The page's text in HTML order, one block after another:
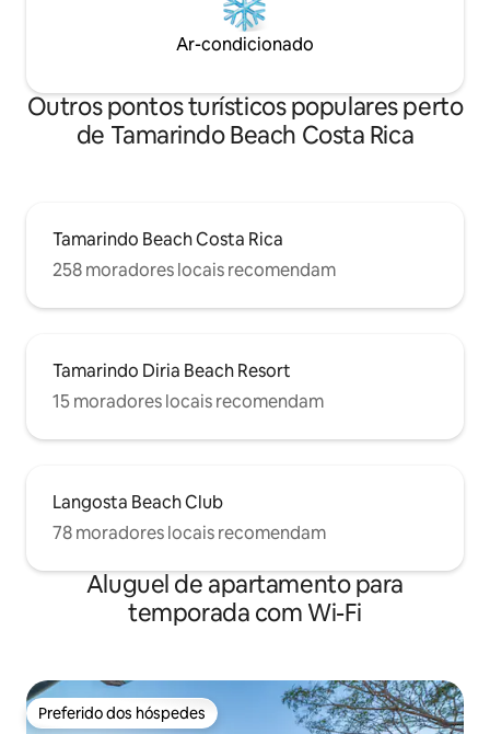
Ar-condicionado
Outros pontos turísticos populares perto
de Tamarindo Beach Costa Rica
Tamarindo Beach Costa Rica
258 moradores locais recomendam
Tamarindo Diria Beach Resort
15 moradores locais recomendam
Langosta Beach Club
78 moradores locais recomendam
Aluguel de apartamento para
temporada com Wi-Fi
Preferido dos hóspedes
Preferido dos hóspedes